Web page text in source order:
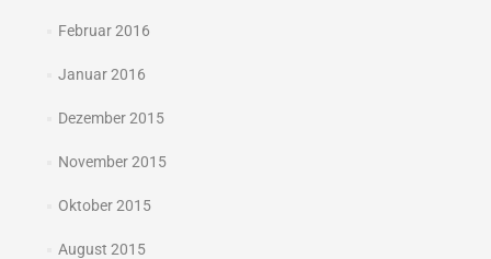
Februar 2016
Januar 2016
Dezember 2015
November 2015
Oktober 2015
August 2015